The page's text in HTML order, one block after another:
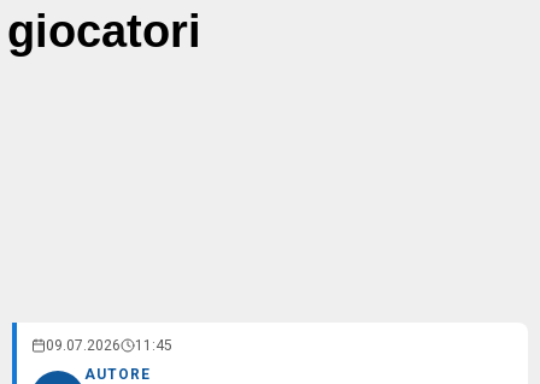
giocatori
09.07.2026 11:45
AUTORE